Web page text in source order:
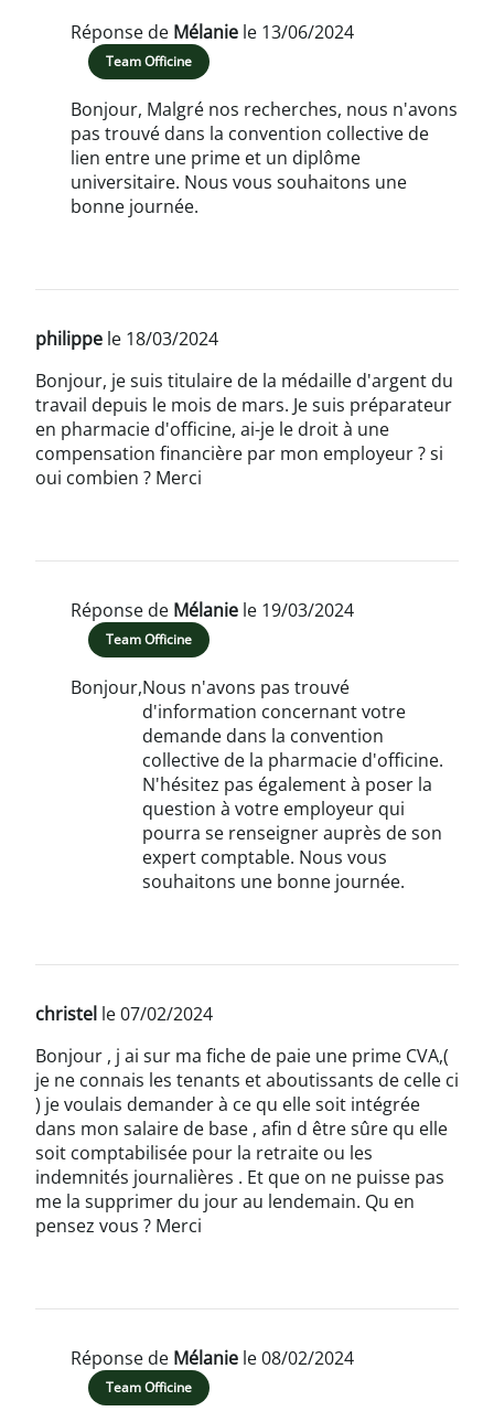
Réponse de Mélanie le 13/06/2024
Team Officine
Bonjour, Malgré nos recherches, nous n'avons
pas trouvé dans la convention collective de
lien entre une prime et un diplôme
universitaire. Nous vous souhaitons une
bonne journée.
philippe le 18/03/2024
Bonjour, je suis titulaire de la médaille d'argent du
travail depuis le mois de mars. Je suis préparateur
en pharmacie d'officine, ai-je le droit à une
compensation financière par mon employeur ? si
oui combien ? Merci
Réponse de Mélanie le 19/03/2024
Team Officine
Bonjour,Nous n'avons pas trouvé
d'information concernant votre
demande dans la convention
collective de la pharmacie d'officine.
N'hésitez pas également à poser la
question à votre employeur qui
pourra se renseigner auprès de son
expert comptable. Nous vous
souhaitons une bonne journée.
christel le 07/02/2024
Bonjour , j ai sur ma fiche de paie une prime CVA,(
je ne connais les tenants et aboutissants de celle ci
) je voulais demander à ce qu elle soit intégrée
dans mon salaire de base , afin d être sûre qu elle
soit comptabilisée pour la retraite ou les
indemnités journalières . Et que on ne puisse pas
me la supprimer du jour au lendemain. Qu en
pensez vous ? Merci
Réponse de Mélanie le 08/02/2024
Team Officine